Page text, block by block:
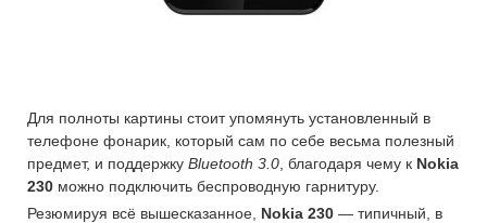
Для полноты картины стоит упомянуть установленный в
телефоне фонарик, который сам по себе весьма полезный
предмет, и поддержку Bluetooth 3.0 , благодаря чему к Nokia
230 можно подключить беспроводную гарнитуру.
Резюмируя всё вышесказанное, Nokia 230 — типичный, в